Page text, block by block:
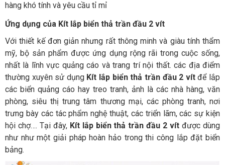
hàng khó tính và yêu cầu tỉ mỉ
Ứng dụng của Kít lắp biển thả trần đầu 2 vít
Với thiết kế đơn giản nhưng rất thông minh và giàu tính thẩm
mỹ, bộ sản phẩm được ứng dụng rộng rãi trong cuộc sống,
nhất là lĩnh vực quảng cáo và trang trí nội thất. các địa điểm
thường xuyên sử dụng Kít lắp biển thả trần đầu 2 vítđể lắp
các biển quảng cáo hay treo tranh, ảnh là các nhà hàng, văn
phòng, siêu thị trung tâm thương mại, các phòng tranh, nơi
trưng bày các tác phẩm nghệ thuật, các triển lãm, các sự kiện
hội chợ…. Tại đây, Kít lắp biển thả trần đầu 2 vít được dùng
như như một giải pháp hoàn hảo trong thi công lắp đặt biển
bảng.